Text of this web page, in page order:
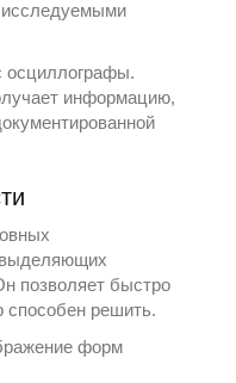
исследуемыми
осциллографы.
информацию,
позволяет быстро
способен решить.
форм